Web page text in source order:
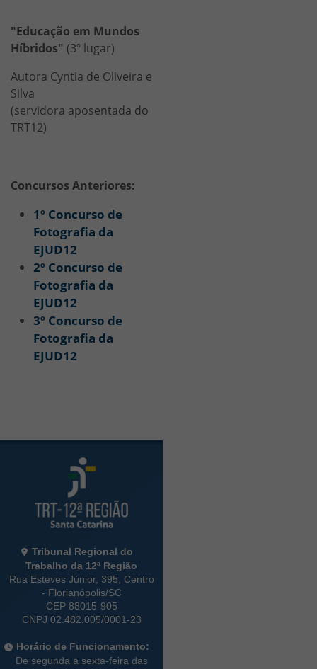
"Educação em Mundos
Híbridos" (3º lugar)
Autora Cyntia de Oliveira e
Silva
(servidora aposentada do
TRT12)
HTML
Concursos Anteriores:
1º Concurso de
Fotografia da
EJUD12
2º Concurso de
Fotografia da
EJUD12
3º Concurso de
Fotografia da
EJUD12
Informações de Contato
Tribunal Regional do
Trabalho da 12ª Região
Rua Esteves Júnior, 395, Centro
- Florianópolis/SC
CEP 88015-905
CNPJ 02.482.005/0001-23
Horário de Funcionamento:
De segunda a sexta-feira das